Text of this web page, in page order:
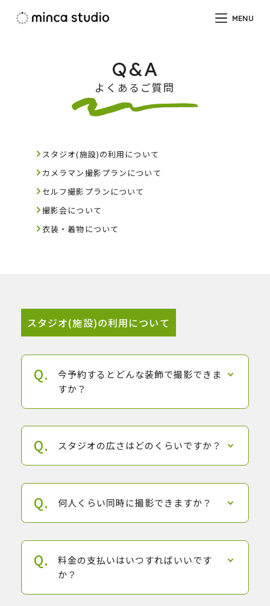
コ
MENU
Q&A
よくあるご質問
スタジオ(施設)の利用について
カメラマン撮影プランについて
セルフ撮影プランについて
撮影会について
衣装・着物について
スタジオ(施設)の利用について
今予約するとどんな装飾で撮影できま
すか？
スタジオの広さはどのくらいですか？
何人くらい同時に撮影できますか？
料金の支払いはいつすればいいです
か？